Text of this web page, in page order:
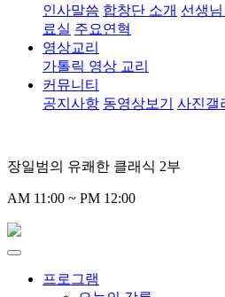
인사말씀 합창단 소개 선생님
료실 주요연혁
영상교리
가톨릭 영상 교리
커뮤니티
공지사항 동영상보기 사진갤
장일범의 유쾌한 클래식 2부
AM 11:00 ~ PM 12:00
프로그램